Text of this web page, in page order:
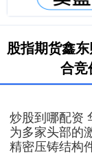
股指期货鑫
合竞
炒股到哪配资
为多家头部的
精密压铸结构